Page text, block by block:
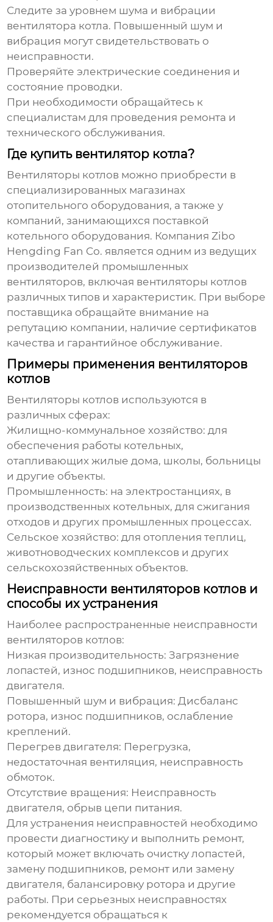
Следите за уровнем шума и вибрации
вентилятора котла. Повышенный шум и
вибрация могут свидетельствовать о
неисправности.
Проверяйте электрические соединения и
состояние проводки.
При необходимости обращайтесь к
специалистам для проведения ремонта и
технического обслуживания.
Где купить вентилятор котла?
Вентиляторы котлов можно приобрести в
специализированных магазинах
отопительного оборудования, а также у
компаний, занимающихся поставкой
котельного оборудования. КомпанияZibo
Hengding Fan Co. является одним из ведущих
производителей промышленных
вентиляторов, включая вентиляторы котлов
различных типов и характеристик. При выборе
поставщика обращайте внимание на
репутацию компании, наличие сертификатов
качества и гарантийное обслуживание.
Примеры применения вентиляторов
котлов
Вентиляторы котлов используются в
различных сферах:
Жилищно-коммунальное хозяйство: для
обеспечения работы котельных,
отапливающих жилые дома, школы, больницы
и другие объекты.
Промышленность: на электростанциях, в
производственных котельных, для сжигания
отходов и других промышленных процессах.
Сельское хозяйство: для отопления теплиц,
животноводческих комплексов и других
сельскохозяйственных объектов.
Неисправности вентиляторов котлов и
способы их устранения
Наиболее распространенные неисправности
вентиляторов котлов:
Низкая производительность: Загрязнение
лопастей, износ подшипников, неисправность
двигателя.
Повышенный шум и вибрация: Дисбаланс
ротора, износ подшипников, ослабление
креплений.
Перегрев двигателя: Перегрузка,
недостаточная вентиляция, неисправность
обмоток.
Отсутствие вращения: Неисправность
двигателя, обрыв цепи питания.
Для устранения неисправностей необходимо
провести диагностику и выполнить ремонт,
который может включать очистку лопастей,
замену подшипников, ремонт или замену
двигателя, балансировку ротора и другие
работы. При серьезных неисправностях
рекомендуется обращаться к